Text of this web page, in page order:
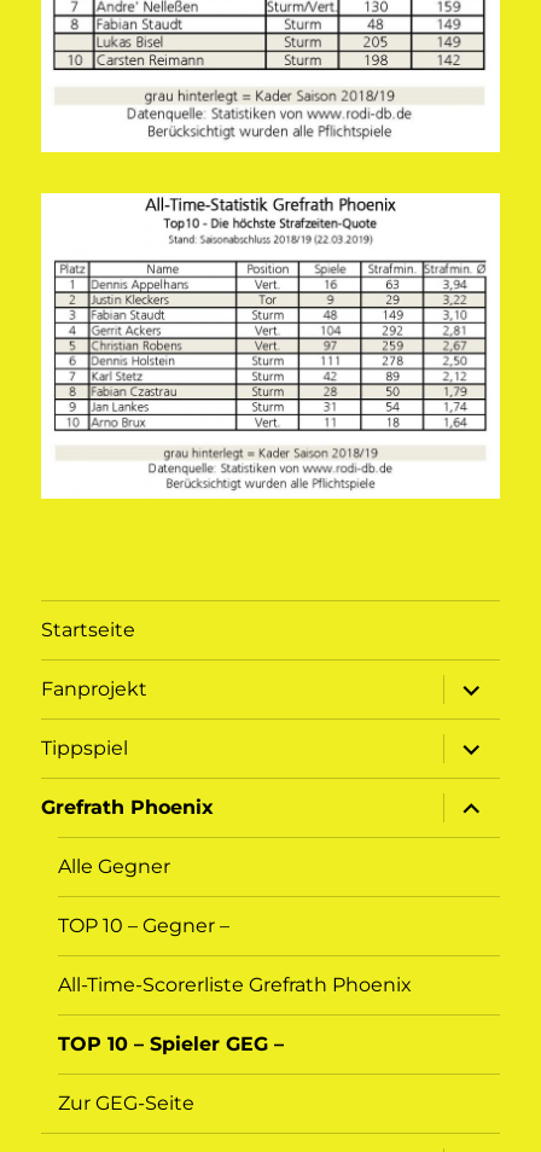
Startseite
Fanprojekt
öffnen
Tippspiel
öffnen
Grefrath Phoenix
öffnen
Alle Gegner
TOP 10 – Gegner –
All-Time-Scorerliste Grefrath Phoenix
TOP 10 – Spieler GEG –
Zur GEG-Seite